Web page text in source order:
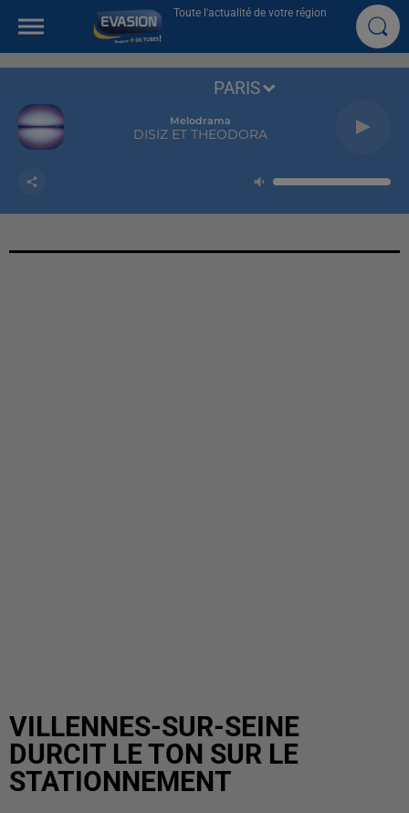
Toute l'actualité de votre région
Melodrama
DISIZ ET THEODORA
PARIS
VILLENNES-SUR-SEINE
DURCIT LE TON SUR LE
STATIONNEMENT